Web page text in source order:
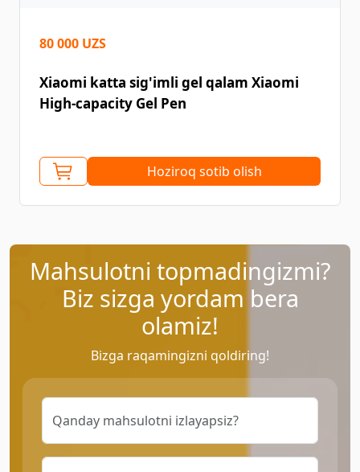
80 000 UZS
Xiaomi katta sig'imli gel qalam Xiaomi
High-capacity Gel Pen
Hoziroq sotib olish
Mahsulotni topmadingizmi?
Biz sizga yordam bera
olamiz!
Bizga raqamingizni qoldiring!